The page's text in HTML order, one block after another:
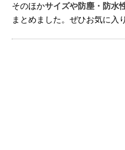
そのほかサイズや防塵・防水
まとめました。ぜひお気に入